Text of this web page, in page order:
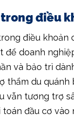
và bảo trì
thẩm du quánh
vẫn tương trợ
đầu cơ vào
đầy đủ công
tính năng nổi
tách sẻ kinh